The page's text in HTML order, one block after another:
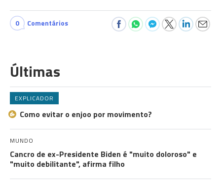
0 Comentários
Últimas
EXPLICADOR
Como evitar o enjoo por movimento?
MUNDO
Cancro de ex-Presidente Biden é "muito doloroso" e
"muito debilitante", afirma filho